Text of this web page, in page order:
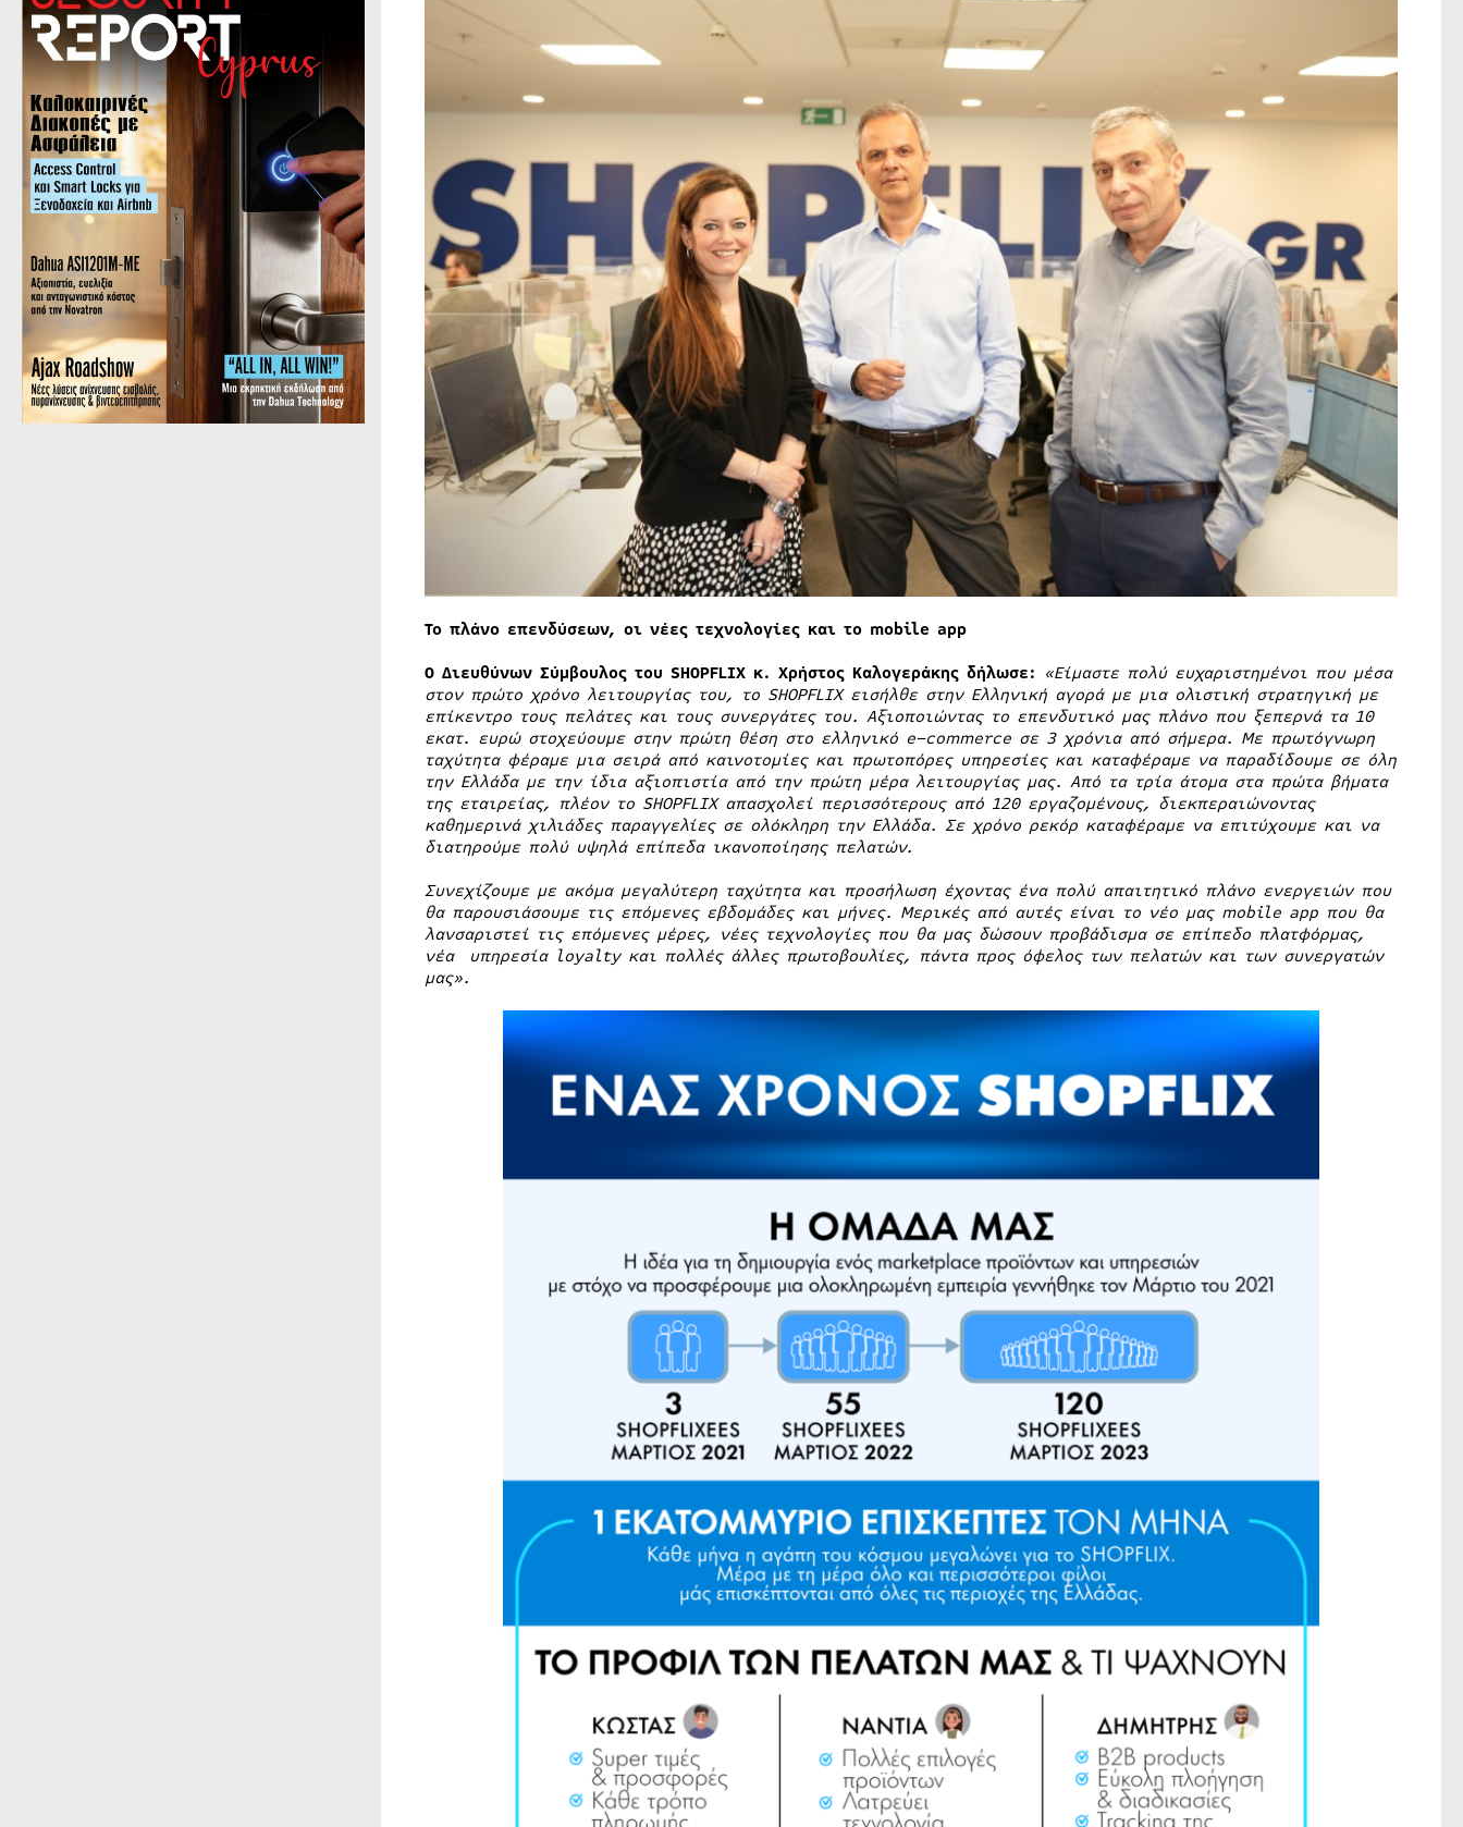
Το πλάνο επενδύσεων, οι νέες τεχνολογίες και το mobile app
Ο Διευθύνων Σύμβουλος του SHOPFLIXκ. Χρήστος Καλογεράκης δήλωσε: «Είμαστε πολύ ευχαριστημένοι που μέσα
στον πρώτο χρόνο λειτουργίας του, το SHOPFLIX εισήλθε στην Ελληνική αγορά με μια ολιστική στρατηγική με
επίκεντρο τους πελάτες και τους συνεργάτες του. Αξιοποιώντας το επενδυτικό μας πλάνο που ξεπερνά τα 10
εκατ. ευρώ στοχεύουμε στην πρώτη θέση στο ελληνικό e–commerce σε 3 χρόνια από σήμερα. Με πρωτόγνωρη
ταχύτητα φέραμε μια σειρά από καινοτομίες και πρωτοπόρες υπηρεσίες και καταφέραμε να παραδίδουμε σε όλη
την Ελλάδα με την ίδια αξιοπιστία από την πρώτη μέρα λειτουργίας μας. Από τα τρία άτομα στα πρώτα βήματα
της εταιρείας, πλέον το SHOPFLIXαπασχολεί περισσότερους από 120 εργαζομένους, διεκπεραιώνοντας
καθημερινά χιλιάδες παραγγελίες σε ολόκληρη την Ελλάδα. Σε χρόνο ρεκόρ καταφέραμε να επιτύχουμε και να
διατηρούμε πολύ υψηλά επίπεδα ικανοποίησης πελατών.
Συνεχίζουμε με ακόμα μεγαλύτερη ταχύτητα και προσήλωση έχοντας ένα πολύ απαιτητικό πλάνο ενεργειών που
θα παρουσιάσουμε τις επόμενες εβδομάδες και μήνες. Μερικές από αυτές είναι το νέο μας mobile appπου θα
λανσαριστεί τις επόμενες μέρες, νέες τεχνολογίες που θα μας δώσουν προβάδισμα σε επίπεδο πλατφόρμας,
νέα υπηρεσία loyalty και πολλές άλλες πρωτοβουλίες, πάντα προς όφελος των πελατών και των συνεργατών
μας».